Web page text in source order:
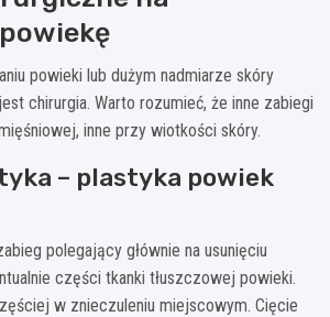
powieki lub dużym nadmiarze skóry
chirurgia. Warto rozumieć, że inne zabiegi
inne przy wiotkości skóry.
– plastyka powiek
polegający głównie na usunięciu
części tkanki tłuszczowej powieki.
w znieczuleniu miejscowym. Cięcie